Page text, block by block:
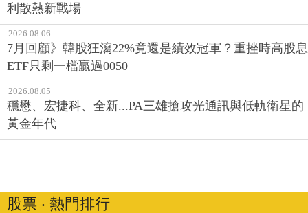
利散熱新戰場
2026.08.06
7月回顧》韓股狂瀉22%竟還是績效冠軍？重挫時高股息
ETF只剩一檔贏過0050
2026.08.05
穩懋、宏捷科、全新...PA三雄搶攻光通訊與低軌衛星的
黃金年代
股票 ‧ 熱門排行